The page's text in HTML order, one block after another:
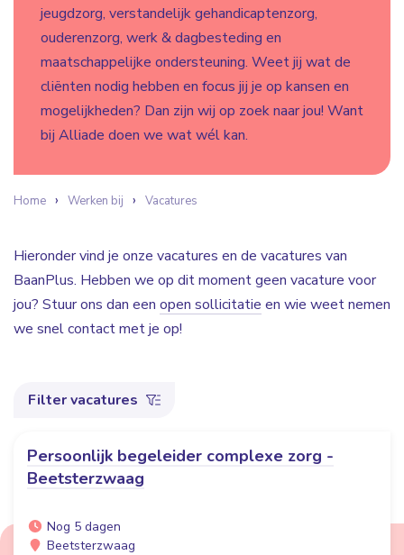
jeugdzorg, verstandelijk gehandicaptenzorg,
ouderenzorg, werk & dagbesteding en
maatschappelijke ondersteuning. Weet jij wat de
cliënten nodig hebben en focus jij je op kansen en
mogelijkheden? Dan zijn wij op zoek naar jou! Want
bij Alliade doen we wat wél kan.
Home Werken bij Vacatures
Hieronder vind je onze vacatures en de vacatures van
BaanPlus. Hebben we op dit moment geen vacature voor
jou? Stuur ons dan een open sollicitatie en wie weet nemen
we snel contact met je op!
Filter vacatures
Persoonlijk begeleider complexe zorg -
Beetsterzwaag
Nog 5 dagen
Beetsterzwaag